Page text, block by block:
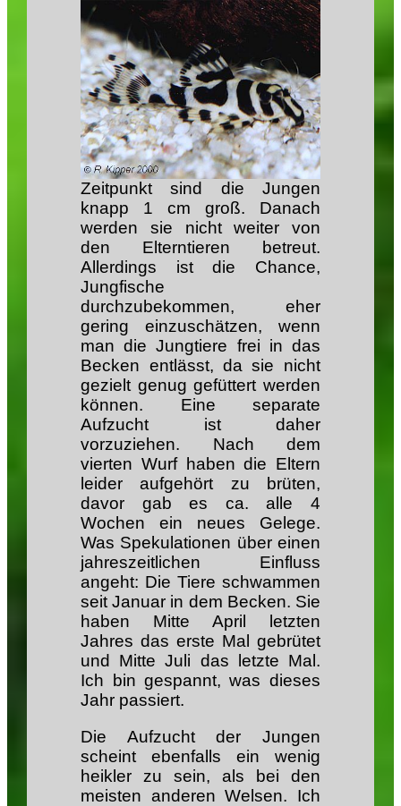
Zeitpunkt sind die Jungen
knapp 1 cm groß. Danach
werden sie nicht weiter von
den Elterntieren betreut.
Allerdings ist die Chance,
Jungfische
durchzubekommen, eher
gering einzuschätzen, wenn
man die Jungtiere frei in das
Becken entlässt, da sie nicht
gezielt genug gefüttert werden
können. Eine separate
Aufzucht ist daher
vorzuziehen. Nach dem
vierten Wurf haben die Eltern
leider aufgehört zu brüten,
davor gab es ca. alle 4
Wochen ein neues Gelege.
Was Spekulationen über einen
jahreszeitlichen Einfluss
angeht: Die Tiere schwammen
seit Januar in dem Becken. Sie
haben Mitte April letzten
Jahres das erste Mal gebrütet
und Mitte Juli das letzte Mal.
Ich bin gespannt, was dieses
Jahr passiert.
Die Aufzucht der Jungen
scheint ebenfalls ein wenig
heikler zu sein, als bei den
meisten anderen Welsen. Ich